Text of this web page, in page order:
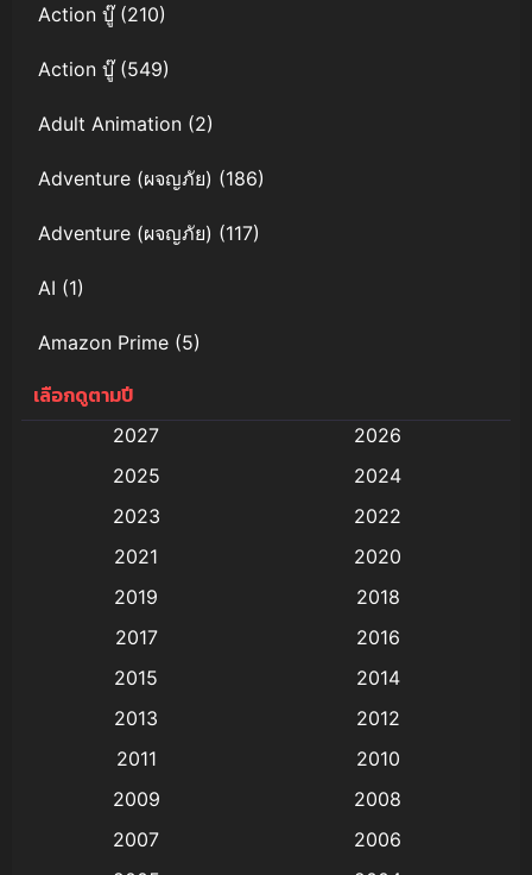
Action บู๊(210)
Action บู๊(549)
Adult Animation (2)
Adventure (ผจญภัย) (186)
Adventure (ผจญภัย) (117)
AI (1)
Amazon Prime (5)
Anal (ประตูหลัง)
Animation การ์ตูน
Animation อนิเมะ
Animation แอนิเมชั่น
(9)
Big tits (นมใหญ่)
เลือกดูตามปี
2027
2026
2025
2024
2023
2022
2021
2020
2019
2018
2017
2016
2015
2014
2013
2012
2011
2010
2009
2008
2007
2006